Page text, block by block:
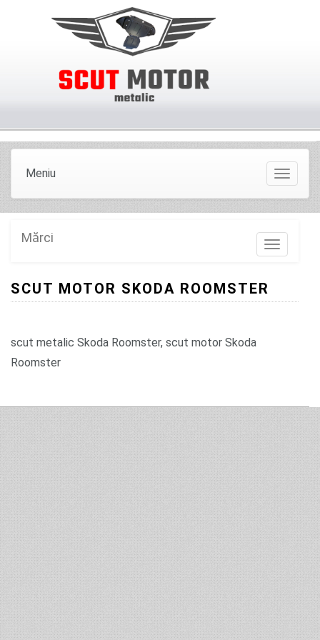
Meniu Meniu
Marci
Mărci
SCUT MOTOR SKODA ROOMSTER
scut metalic Skoda Roomster, scut motor Skoda
Roomster